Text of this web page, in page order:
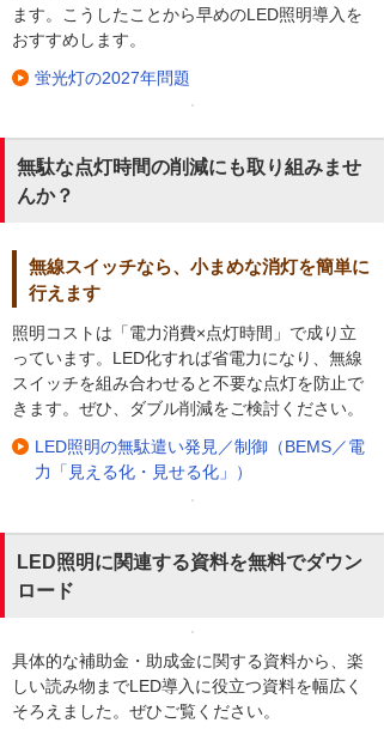
ます。こうしたことから早めのLED照明導入を
おすすめします。
蛍光灯の2027年問題
無駄な点灯時間の削減にも取り組みませ
んか？
無線スイッチなら、小まめな消灯を簡単に
行えます
照明コストは「電力消費×点灯時間」で成り立
っています。LED化すれば省電力になり、無線
スイッチを組み合わせると不要な点灯を防止で
きます。ぜひ、ダブル削減をご検討ください。
LED照明の無駄遣い発見／制御（BEMS／電
力「見える化・見せる化」）
LED照明に関連する資料を無料でダウン
ロード
具体的な補助金・助成金に関する資料から、楽
しい読み物までLED導入に役立つ資料を幅広く
そろえました。ぜひご覧ください。